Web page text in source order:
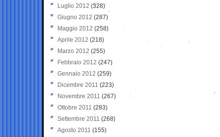
Luglio 2012 (328)
Giugno 2012 (287)
Maggio 2012 (258)
Aprile 2012 (218)
Marzo 2012 (255)
Febbraio 2012 (247)
Gennaio 2012 (259)
Dicembre 2011 (223)
Novembre 2011 (267)
Ottobre 2011 (283)
Settembre 2011 (268)
Agosto 2011 (155)